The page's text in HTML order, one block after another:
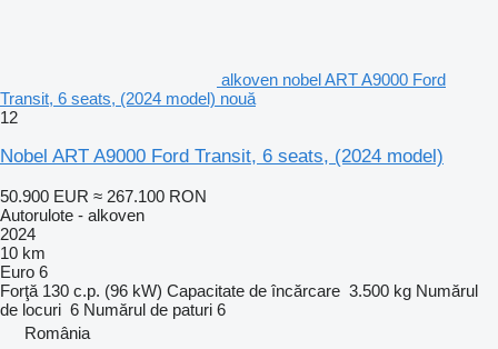
alkoven nobel ART A9000 Ford
Transit, 6 seats, (2024 model) nouă
12
Nobel ART A9000 Ford Transit, 6 seats, (2024 model)
50.900 EUR ≈ 267.100 RON
Autorulote - alkoven
2024
10 km
Euro 6
Forţă 130 c.p. (96 kW) Capacitate de încărcare 3.500 kg Numărul
de locuri 6 Numărul de paturi 6
România